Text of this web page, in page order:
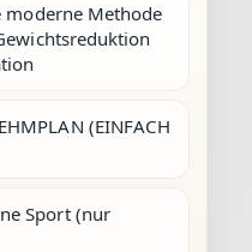
moderne Methode
(EINFACH
Sport (nur